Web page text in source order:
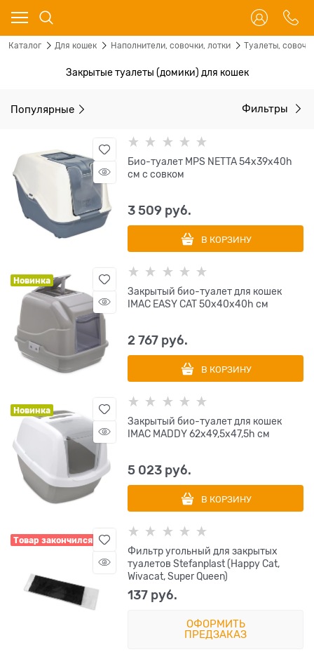
Каталог Для кошек Наполнители, совочки, лотки Туалеты,
Закрытые туалеты (домики) для кошек
Популярные Фильтры
Био-туалет MPS NETTA 54х39х40h
см с совком
3 509 руб.
В КОРЗИНУ
Новинка
Закрытый био-туалет для кошек
IMAC EASY CAT 50х40х40h см
2 767 руб.
В КОРЗИНУ
Новинка
Закрытый био-туалет для кошек
IMAC MADDY 62х49,5х47,5h см
5 023 руб.
В КОРЗИНУ
Товар закончился
Фильтр угольный для закрытых
туалетов Stefanplast (Happy Cat,
Wivacat, Super Queen)
137 руб.
ОФОРМИТЬ
ПРЕДЗАКАЗ